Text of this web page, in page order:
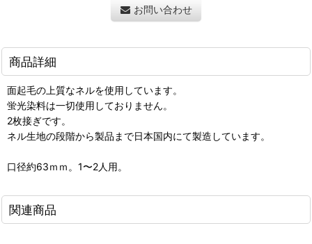
お問い合わせ
商品詳細
面起毛の上質なネルを使用しています。
蛍光染料は一切使用しておりません。
2枚接ぎです。
ネル生地の段階から製品まで日本国内にて製造しています。
口径約63ｍｍ。1〜2人用。
関連商品